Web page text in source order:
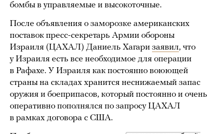
бомбы в управляемые и высокоточные.
После объявления о заморозке американских
поставок пресс-секретарь Армии обороны
Израиля (ЦАХАЛ) Даниель Хагари заявил, что
у Израиля есть все необходимое для операции
в Рафахе. У Израиля как постоянно воюющей
страны на складах хранится неснижаемый запас
оружия и боеприпасов, который постоянно и очень
оперативно пополнялся по запросу ЦАХАЛ
в рамках договора с США.